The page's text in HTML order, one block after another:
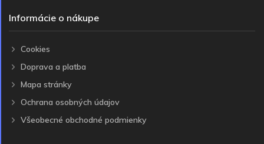
Informácie o nákupe
Cookies
Doprava a platba
Mapa stránky
Ochrana osobných údajov
Všeobecné obchodné podmienky